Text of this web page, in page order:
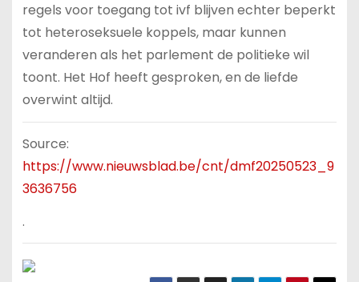
regels voor toegang tot ivf blijven echter beperkt
tot heteroseksuele koppels, maar kunnen
veranderen als het parlement de politieke wil
toont. Het Hof heeft gesproken, en de liefde
overwint altijd.
Source:
https://www.nieuwsblad.be/cnt/dmf20250523_9
3636756
.